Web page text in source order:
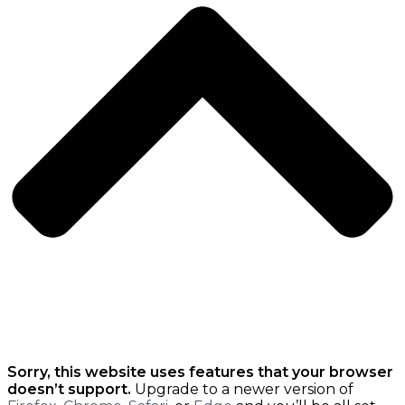
Sorry, this website uses features that your browser
doesn’t support. Upgrade to a newer version of